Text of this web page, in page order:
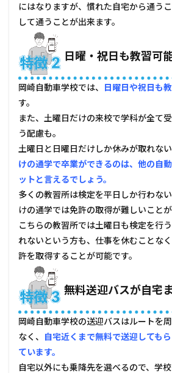
など
仕事
に使
う免
許が
欲し
い人
6
自動
校の
口コ
ミ・
評判
6.1
良い
評価
6.2
悪い
評価
7
管理
人コ
メン
ト
にはなりますが、慣れた自宅から通う
して通うことが出来ます。
日曜・祝日も教習可
岡崎自動車学校では、 日曜日や祝日も
す。
また、土曜日だけの来校で学科が全て
う配慮も。
土曜日と日曜日だけしか休みが取れない
けの通学で卒業ができるのは、他の自
ットと言えるでしょう。
多くの教習所は検定を平日しか行わな
けの通学では免許の取得が難しいことが
こちらの教習所では土曜日も検定を行
れないという方も、仕事を休むことな
許を取得することが可能です。
無料送迎バスが自宅
岡崎自動車学校の送迎バスはルートを
なく、
自宅近くまで無料で送迎しても
ています。
自宅以外にも乗降先を選べるので、学